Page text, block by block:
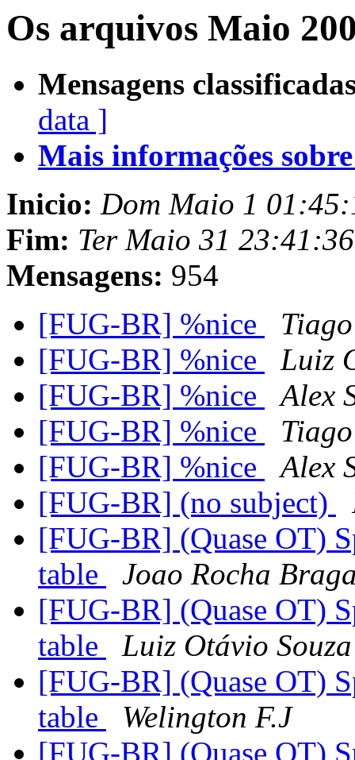
Os arquivos Maio
Mensagens
data ]
Mais informações
Inicio: Dom Maio 1
Fim: Ter Maio 31
Mensagens: 954
[FUG-BR] %nice
[FUG-BR] %nice
Luiz
[FUG-BR] %nice
Alex
[FUG-BR] %nice
[FUG-BR] %nice
Alex
[FUG-BR] (no subject)
[FUG-BR] (Quase OT)
table
Joao Rocha
[FUG-BR] (Quase OT)
table
Luiz Otávio Souza
[FUG-BR] (Quase OT)
table
Welington F.J
[FUG-BR] (Quase OT)